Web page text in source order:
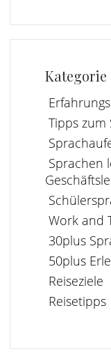
Kategorie
Tipps
Sprachen
Work and
30plus
50plus
Reiseziele
Reisetipps